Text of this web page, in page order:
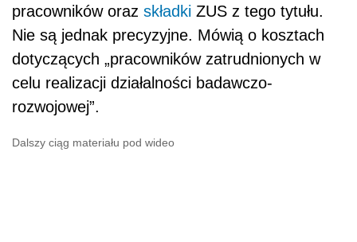
pracowników oraz składki ZUS z tego tytułu.
Nie są jednak precyzyjne. Mówią o kosztach
dotyczących „pracowników zatrudnionych w
celu realizacji działalności badawczo-
rozwojowej”.
Dalszy ciąg materiału pod wideo